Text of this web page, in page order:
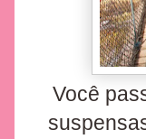
Você